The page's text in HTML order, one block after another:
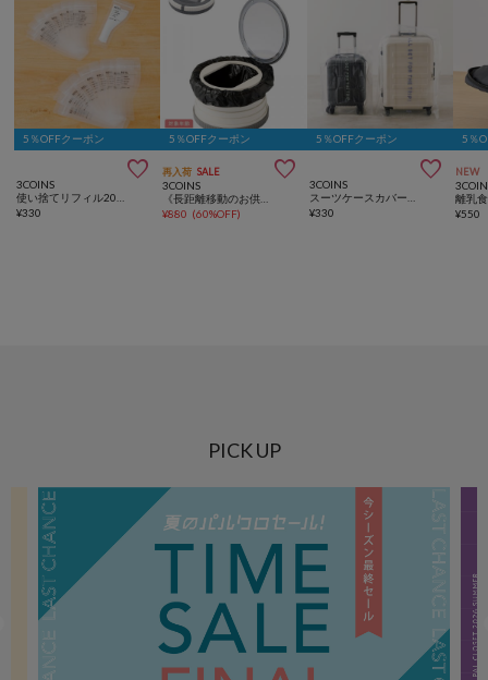
5％OFFクーポン

3COINS
¥330
5％OFFクーポン
再入荷 SALE 
3COINS
¥880 (60%OFF)
5％OFFクーポン

3COINS
¥330
5％
NEW
¥550
PICK UP